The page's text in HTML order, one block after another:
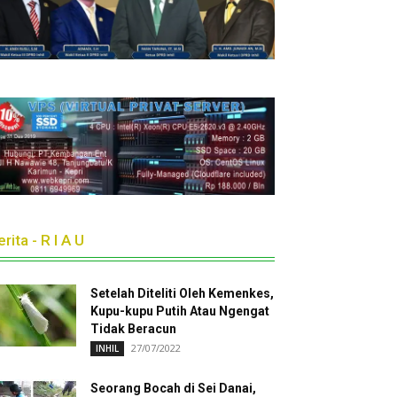
- R I A U
Setelah Diteliti Oleh Kemenkes,
Kupu-kupu Putih Atau Ngengat
Tidak Beracun
INHIL 27/07/2022
Seorang Bocah di Sei Danai,